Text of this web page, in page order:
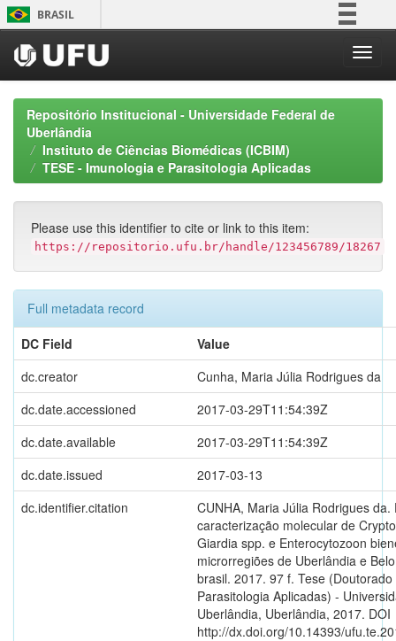
Skip
navigation
BRASIL
Participe
Acesso à informação
Legislação
Canais
Repositório Institucional - Universidade Federal de
Uberlândia
Instituto de Ciências Biomédicas (ICBIM)
TESE - Imunologia e Parasitologia Aplicadas
Please use this identifier to cite or link to this item:
https://repositorio.ufu.br/handle/123456789/18267
Full metadata record
DC Field
Value
dc.creator
Cunha, Maria Júlia Rodrigues da
dc.date.accessioned
2017-03-29T11:54:39Z
dc.date.available
2017-03-29T11:54:39Z
dc.date.issued
2017-03-13
dc.identifier.citation
CUNHA, Maria Júlia Rodrigues da.
caracterização molecular de
Giardia spp. e Enterocytozoon
microrregiões de Uberlândia e
brasil. 2017. 97 f. Tese
Parasitologia Aplicadas) -
Uberlândia, Uberlândia, 2017. DOI
http://dx.doi.org/10.14393/